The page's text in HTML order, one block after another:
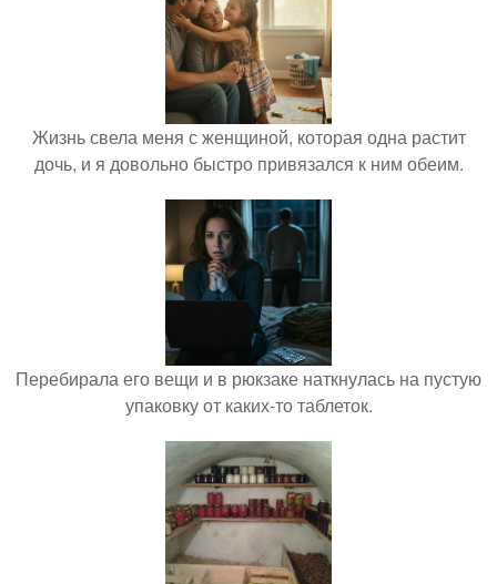
Жизнь свела меня с женщиной, которая одна растит
дочь, и я довольно быстро привязался к ним обеим.
Перебирала его вещи и в рюкзаке наткнулась на пустую
упаковку от каких-то таблеток.